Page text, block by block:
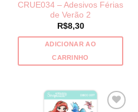
do
produto
CRUE034 – Adesivos Férias
de Verão 2
R$8,30
ADICIONAR AO
CARRINHO